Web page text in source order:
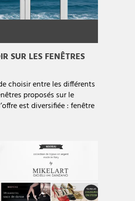
SUR LES FENÊTRES
choisir entre les différents
proposés sur le
est diversifiée : fenêtre